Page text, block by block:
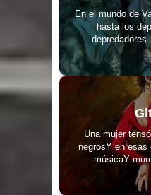
En el mundo de
hasta los
Una mujer
negrosY en esas
músicaY